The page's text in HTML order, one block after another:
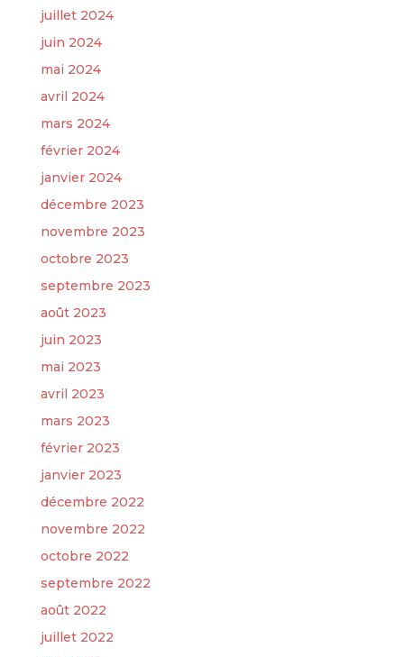
juillet 2024
juin 2024
mai 2024
avril 2024
mars 2024
février 2024
janvier 2024
décembre 2023
novembre 2023
octobre 2023
septembre 2023
août 2023
juin 2023
mai 2023
avril 2023
mars 2023
février 2023
janvier 2023
décembre 2022
novembre 2022
octobre 2022
septembre 2022
août 2022
juillet 2022